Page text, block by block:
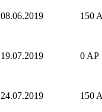
08.06.2019 150
19.07.2019 0 AP
24.07.2019 150